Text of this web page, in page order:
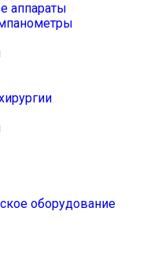
аппараты
оборудование